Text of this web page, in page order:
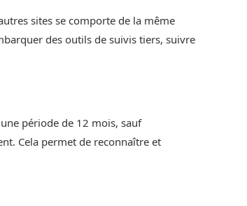
sites se comporte de la même
des outils de suivis tiers, suivre
période de 12 mois, sauf
Cela permet de reconnaître et